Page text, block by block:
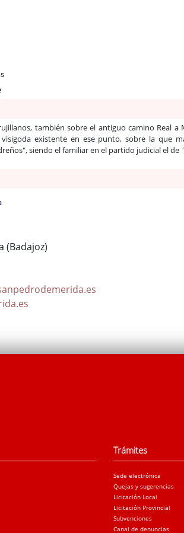
también sobre el antiguo camino Real
existente en ese punto, sobre la
siendo el familiar en el partido judicial el de
(Badajoz)
Trámites
Sede electrónica
Quejas y sugerencias
Licitación Local
Licitación Provincial
Subvenciones
Canal de denuncias